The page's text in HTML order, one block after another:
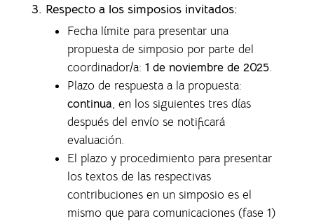
3. Respecto a los simposios invitados:
Fecha límite para presentar una
propuesta de simposio por parte del
coordinador/a: 1 de noviembre de 2025.
Plazo de respuesta a la propuesta:
continua, en los siguientes tres días
después del envío se notificará
evaluación.
El plazo y procedimiento para presentar
los textos de las respectivas
contribuciones en un simposio es el
mismo que para comunicaciones (fase 1)